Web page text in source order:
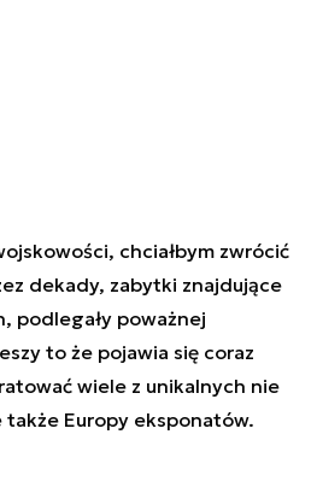
chciałbym zwrócić
dekady, zabytki znajdujące
podlegały poważnej
to że pojawia się coraz
wiele z unikalnych nie
Europy eksponatów.